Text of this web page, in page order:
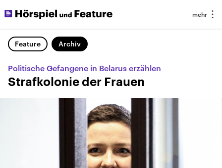
Feature Archiv
Politische Gefangene in Belarus erzählen
Strafkolonie der Frauen